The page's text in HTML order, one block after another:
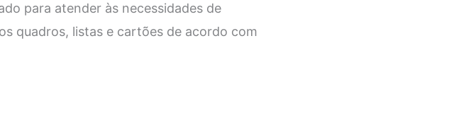
para atender às necessidades de
quadros, listas e cartões de acordo com